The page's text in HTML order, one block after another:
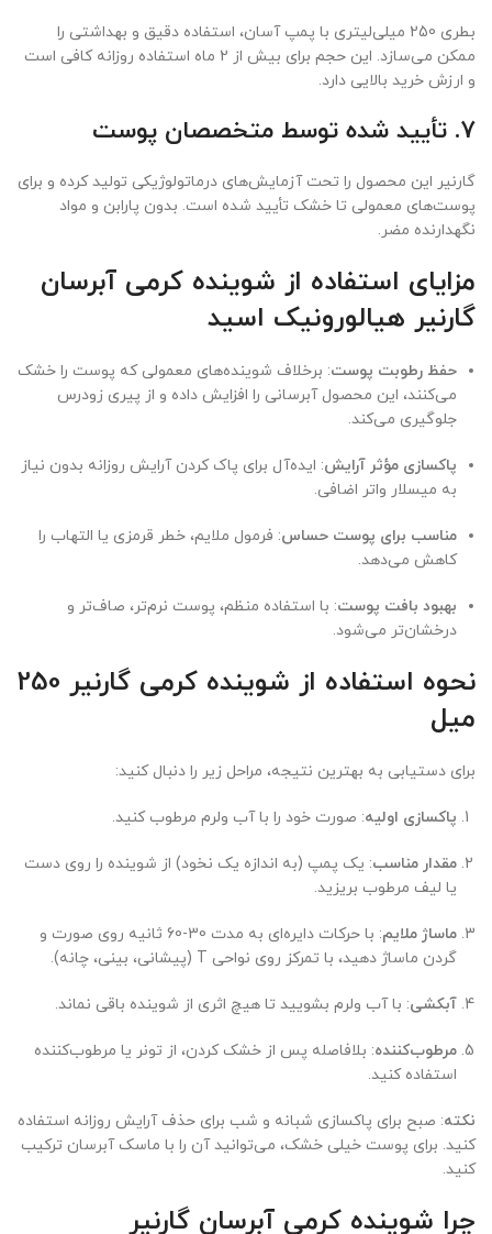
بطری 250 میلی‌لیتری با پمپ آسان، استفاده دقیق و بهداشتی را
ممکن می‌سازد. این حجم برای بیش از 2 ماه استفاده روزانه کافی است
و ارزش خرید بالایی دارد.
7. تأیید شده توسط متخصصان پوست
گارنیر این محصول را تحت آزمایش‌های درماتولوژیکی تولید کرده و برای
پوست‌های معمولی تا خشک تأیید شده است. بدون پارابن و مواد
نگهدارنده مضر.
مزایای استفاده از شوینده کرمی آبرسان
گارنیر هیالورونیک اسید
حفظ رطوبت پوست: برخلاف شوینده‌های معمولی که پوست را خشک
می‌کنند، این محصول آبرسانی را افزایش داده و از پیری زودرس
جلوگیری می‌کند.
پاکسازی مؤثر آرایش: ایده‌آل برای پاک کردن آرایش روزانه بدون نیاز
به میسلار واتر اضافی.
مناسب برای پوست حساس: فرمول ملایم، خطر قرمزی یا التهاب را
کاهش می‌دهد.
بهبود بافت پوست: با استفاده منظم، پوست نرم‌تر، صاف‌تر و
درخشان‌تر می‌شود.
نحوه استفاده از شوینده کرمی گارنیر 250
میل
برای دستیابی به بهترین نتیجه، مراحل زیر را دنبال کنید:
پاکسازی اولیه: صورت خود را با آب ولرم مرطوب کنید.
مقدار مناسب: یک پمپ (به اندازه یک نخود) از شوینده را روی دست
یا لیف مرطوب بریزید.
ماساژ ملایم
: با حرکات دایره‌ای به مدت 30-60 ثانیه روی صورت و
گردن ماساژ دهید، با تمرکز روی نواحی T (پیشانی، بینی، چانه).
آبکشی: با آب ولرم بشویید تا هیچ اثری از شوینده باقی نماند.
مرطوب‌کننده: بلافاصله پس از خشک کردن، از تونر یا مرطوب‌کننده
استفاده کنید.
نکته: صبح برای پاکسازی شبانه و شب برای حذف آرایش روزانه استفاده
کنید. برای پوست خیلی خشک، می‌توانید آن را با ماسک آبرسان ترکیب
کنید.
چرا شوینده کرمی آبرسان گارنیر